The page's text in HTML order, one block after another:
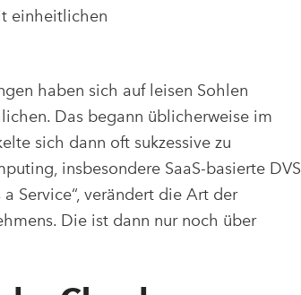
einheitlichen
haben sich auf leisen Sohlen
Das begann üblicherweise im
sich dann oft sukzessive zu
insbesondere SaaS-basierte DVS
Service“, verändert die Art der
Die ist dann nur noch über